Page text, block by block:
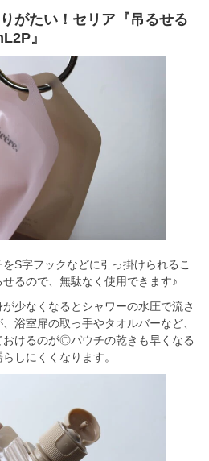
がたい！セリア『吊るせる
』
S字フックなどに引っ掛けられるこ
るので、無駄なく使用できます♪
少なくなるとシャワーの水圧で流さ
浴室扉の取っ手やタオルバーなど、
けるのが◎パウチの乾きも早くなる
しにくくなります。